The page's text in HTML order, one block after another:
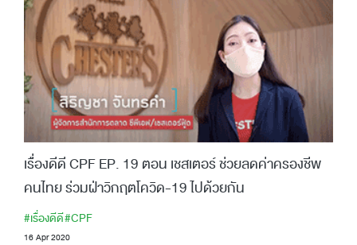
เรื่องดีดี CPF EP. 19 ตอน เชสเตอร์ ช่วยลดค่าครองชีพ
คนไทย ร่วมฝ่าวิกฤตโควิด-19 ไปด้วยกัน
#เรื่องดีดี#CPF
16 Apr 2020